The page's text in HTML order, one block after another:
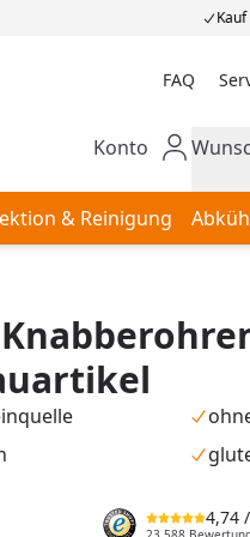
FAQ
Mein Konto
Konto
& Reinigung
4,74